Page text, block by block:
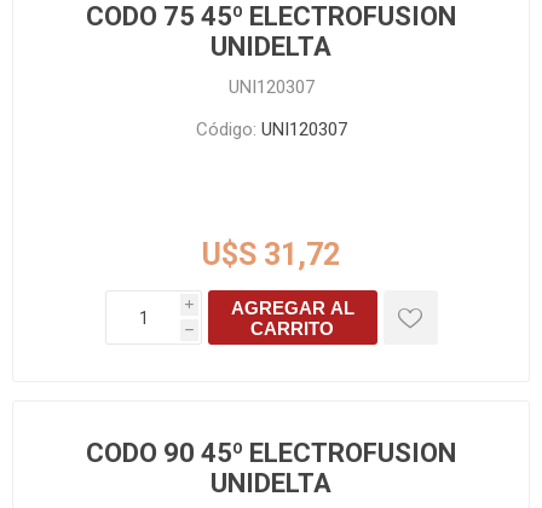
CODO 75 45º ELECTROFUSION
UNIDELTA
UNI120307
Código: UNI120307
U$S 31,72
i
h
AGREGAR AL
CARRITO
CODO 90 45º ELECTROFUSION
UNIDELTA